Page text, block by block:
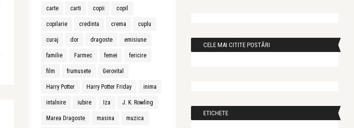
carte carti copii copil
copilarie credinta crema cuplu
curaj dor dragoste emisiune
familie Farmec femei fericire
film frumusete Gerovital
Harry Potter Harry Potter Friday inima
intalnire iubire Iza J. K. Rowling
Marea Dragoste masina muzica
CELE MAI CITITE POSTĂRI
ETICHETE